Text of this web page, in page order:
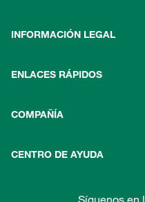
INFORMACIÓN LEGAL
ENLACES RÁPIDOS
COMPAÑÍA
CENTRO DE AYUDA